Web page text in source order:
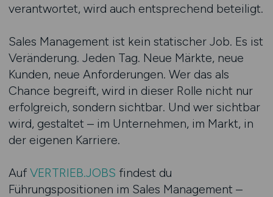
verantwortet, wird auch entsprechend beteiligt.
Sales Management ist kein statischer Job. Es ist
Veränderung. Jeden Tag. Neue Märkte, neue
Kunden, neue Anforderungen. Wer das als
Chance begreift, wird in dieser Rolle nicht nur
erfolgreich, sondern sichtbar. Und wer sichtbar
wird, gestaltet – im Unternehmen, im Markt, in
der eigenen Karriere.
Auf VERTRIEB.JOBS findest du
Führungspositionen im Sales Management –